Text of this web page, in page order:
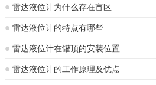
雷达液位计为什么存在盲区
雷达液位计的特点有哪些
雷达液位计在罐顶的安装位置
雷达液位计的工作原理及优点